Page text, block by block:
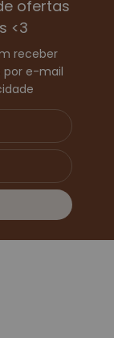
feminino
o ritmo de
tecidos
das
—
quem veste.
e no estilo
ofertas
<3
receber
por e-mail